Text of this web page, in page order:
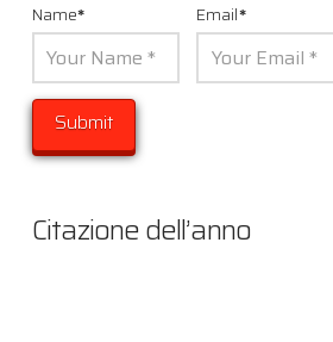
Name* Email*
Citazione dell’anno